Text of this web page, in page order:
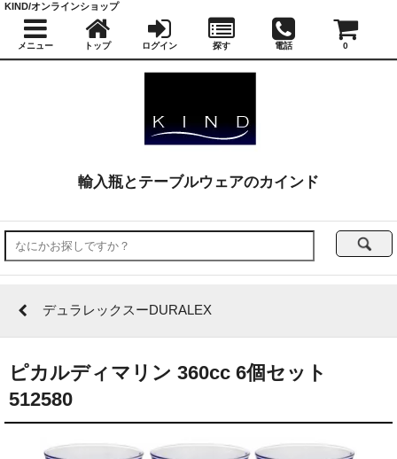
輸入瓶とテーブルウェアのカインド
デュラレックスーDURALEX
ピカルディマリン 360cc 6個セット
512580
KIND/オンラインショップ
メニュー トップ ログイン 探す 電話 0